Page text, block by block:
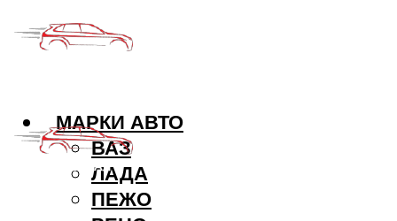
МАРКИ АВТО
ВАЗ
ЛАДА
ПЕЖО